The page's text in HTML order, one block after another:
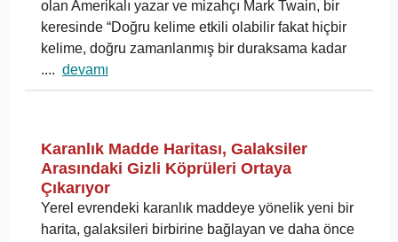
olan Amerikalı yazar ve mizahçı Mark Twain, bir
keresinde “Doğru kelime etkili olabilir fakat hiçbir
kelime, doğru zamanlanmış bir duraksama kadar
.... devamı
Karanlık Madde Haritası, Galaksiler
Arasındaki Gizli Köprüleri Ortaya
Çıkarıyor
Yerel evrendeki karanlık maddeye yönelik yeni bir
harita, galaksileri birbirine bağlayan ve daha önce